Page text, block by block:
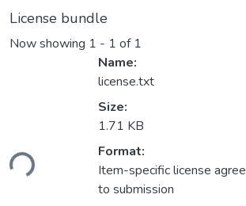
License bundle
Now showing 1 - 1 of 1
Name:
license.txt
Size:
1.71 KB
Format:
Item-specific license
to submission